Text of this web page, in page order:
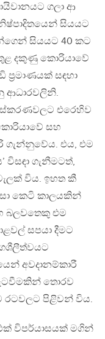
ගලා ආ
සියයට
සියයට 40 කට
දකුණු කොරියාවේ
සඳහා
ආධාරවලිනි.
එරෙහිව
සහ
ගැන්නුවේය. එය, එම
විසඳා ගැනීමටත්,
විය. ඉහත කී
කෙටි කාලයකින්
බලවතෙකු එම
සපයා දීමට
අවදානම්කාරී
තොරව
රටවලට පිළිවන් විය.
විපර්යාසයක් මගින්